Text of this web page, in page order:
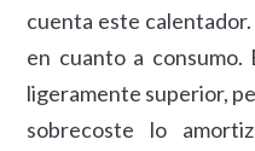
cuenta este
en cuanto a
ligeramente superior,
sobrecoste lo